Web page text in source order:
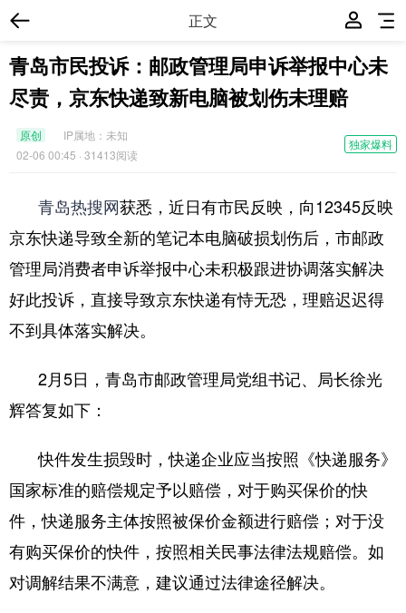
正文
青岛市民投诉：邮政管理局申诉举报中心未
尽责，京东快递致新电脑被划伤未理赔
独家爆料
原创 IP属地： 未知
02-06 00:45 · 31413阅读
青岛热搜网获悉，近日有市民反映，向12345反映
京东快递导致全新的笔记本电脑破损划伤后，市邮政
管理局消费者申诉举报中心未积极跟进协调落实解决
好此投诉，直接导致京东快递有恃无恐，理赔迟迟得
不到具体落实解决。
2月5日，青岛市邮政管理局党组书记、局长徐光
辉答复如下：
快件发生损毁时，快递企业应当按照《快递服务》
国家标准的赔偿规定予以赔偿，对于购买保价的快
件，快递服务主体按照被保价金额进行赔偿；对于没
有购买保价的快件，按照相关民事法律法规赔偿。如
对调解结果不满意，建议通过法律途径解决。